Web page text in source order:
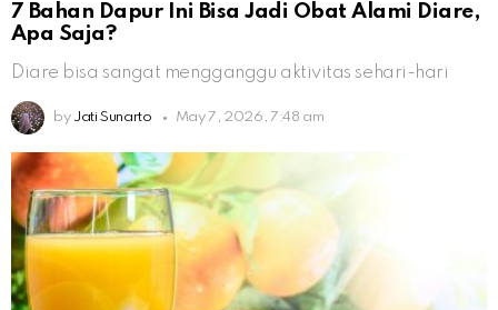
7 Bahan Dapur Ini Bisa Jadi Obat Alami Diare,
Apa Saja?
Diare bisa sangat mengganggu aktivitas sehari-hari
by Jati Sunarto May 7, 2026, 7:48 am